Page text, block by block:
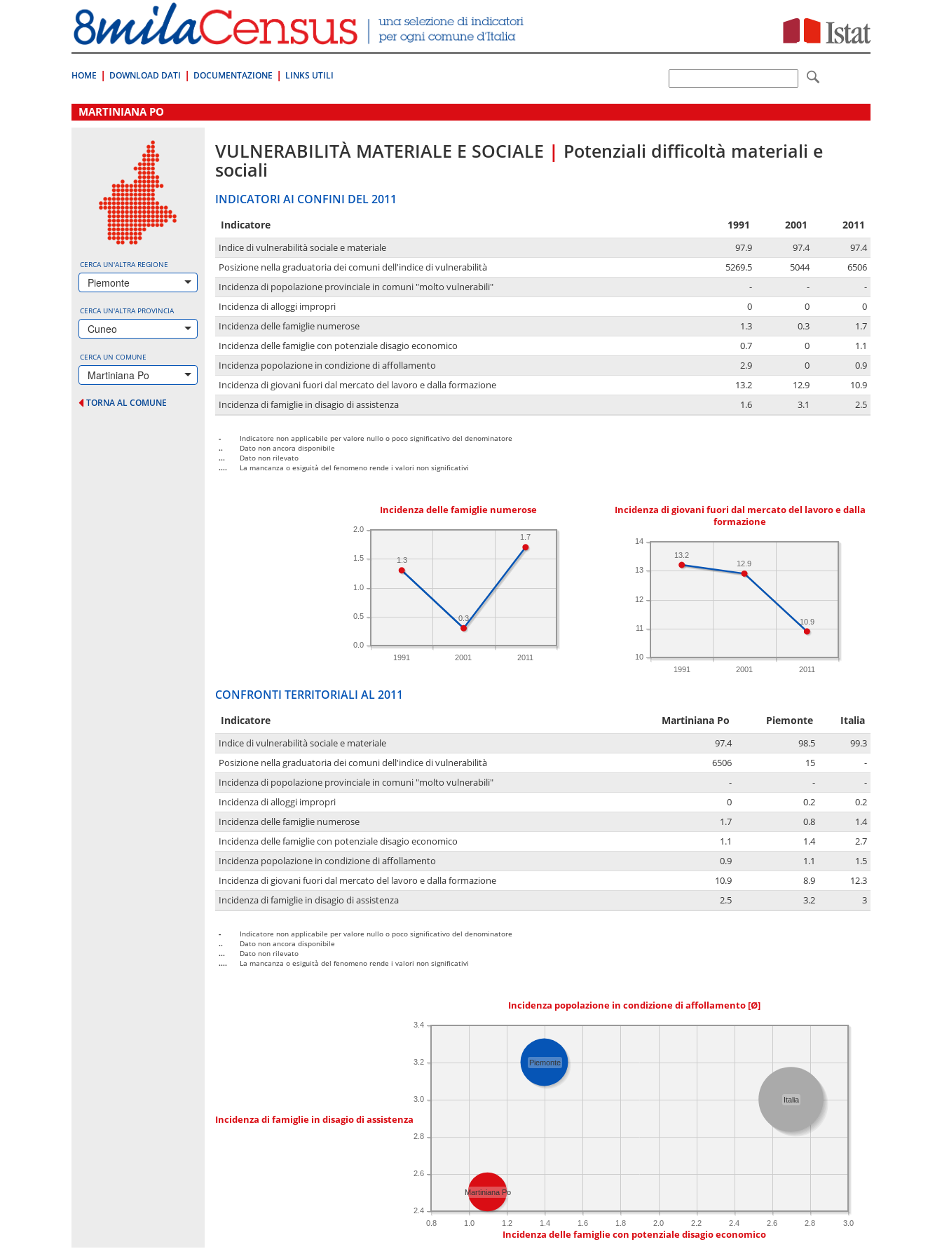
direttamente
a:
Contenuto
HOME DOWNLOAD DATI DOCUMENTAZIONE LINKS UTILI
.
MARTINIANA PO
CERCA UN'ALTRA REGIONE
Piemonte
CERCA UN'ALTRA PROVINCIA
Cuneo
CERCA UN COMUNE
Martiniana Po
TORNA AL COMUNE
VULNERABILITÀ MATERIALE E SOCIALE | Potenziali difficoltà materiali e
sociali
INDICATORI AI CONFINI DEL 2011
Indicatore 1991 2001 2011
Indice di vulnerabilità sociale e materiale 97.9 97.4
97.4
Posizione nella graduatoria dei comuni dell'indice di vulnerabilità
5269.5 5044
6506
Incidenza di popolazione provinciale in comuni "molto vulnerabili"
- -
-
Incidenza di alloggi impropri
0 0
0
Incidenza delle famiglie numerose
1.3 0.3
1.7
Incidenza delle famiglie con potenziale disagio economico
0.7 0
1.1
Incidenza popolazione in condizione di affollamento
2.9 0
0.9
Incidenza di giovani fuori dal mercato del lavoro e dalla formazione
13.2 12.9
10.9
Incidenza di famiglie in disagio di assistenza
1.6 3.1 2.5
-
Indicatore non applicabile per valore nullo o poco significativo del denominatore
..
Dato non ancora disponibile
...
Dato non rilevato
....
La mancanza o esiguità del fenomeno rende i valori non significativi
Incidenza delle famiglie numerose
1991 2001 2011
0.0
0.5
1.0
1.5
2.0
1.7
0.3
1.3
Incidenza di giovani fuori dal mercato del lavoro e dalla
formazione
1991 2001 2011
10
11
12
13
14
10.9
12.9
13.2
CONFRONTI TERRITORIALI AL 2011
Indicatore Martiniana Po Piemonte Italia
Indice di vulnerabilità sociale e materiale 97.4 98.5
99.3
Posizione nella graduatoria dei comuni dell'indice di vulnerabilità
6506 15
-
Incidenza di popolazione provinciale in comuni "molto vulnerabili"
- -
-
Incidenza di alloggi impropri
0 0.2
0.2
Incidenza delle famiglie numerose
1.7 0.8
1.4
Incidenza delle famiglie con potenziale disagio economico
1.1 1.4
2.7
Incidenza popolazione in condizione di affollamento
0.9 1.1
1.5
Incidenza di giovani fuori dal mercato del lavoro e dalla formazione
10.9 8.9
12.3
Incidenza di famiglie in disagio di assistenza
2.5 3.2 3
-
Indicatore non applicabile per valore nullo o poco significativo del denominatore
..
Dato non ancora disponibile
...
Dato non rilevato
....
La mancanza o esiguità del fenomeno rende i valori non significativi
Incidenza popolazione in condizione di affollamento [Ø]
Incidenza di famiglie in disagio di assistenza
0.8 1.0 1.2 1.4 1.6 1.8 2.0 2.2 2.4 2.6 2.8 3.0
2.4
2.6
2.8
3.0
3.2
3.4
Italia
Piemonte
Martiniana Po
Incidenza delle famiglie con potenziale disagio economico